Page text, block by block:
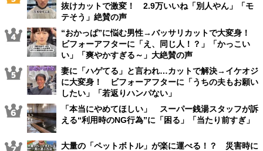
抜けカットで激変！ 2.9万いいね「別人やん」「モ
テそう」絶賛の声
“おかっぱ”に悩む男性→バッサリカットで大変身！
ビフォーアフターに「え、同じ人！？」「かっこい
い」「爽やかすぎる～」大絶賛の声
妻に「ハゲてる」と言われ…カットで解決→イケオジ
に大変身！ ビフォーアフターに「うちの夫もお願い
したい」「若返りハンパない」
「本当にやめてほしい」 スーパー銭湯スタッフが訴
える“利用時のNG行為”に「困る」「当たり前すぎ」
大量の「ペットボトル」が楽に運べる！？ 災害時に